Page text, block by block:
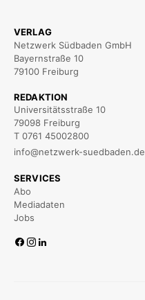
VERLAG
Netzwerk Südbaden GmbH
Bayernstraße 10
79100 Freiburg
REDAKTION
Universitätsstraße 10
79098 Freiburg
T 0761 45002800
info@netzwerk-suedbaden.de
SERVICES
Abo
Mediadaten
Jobs